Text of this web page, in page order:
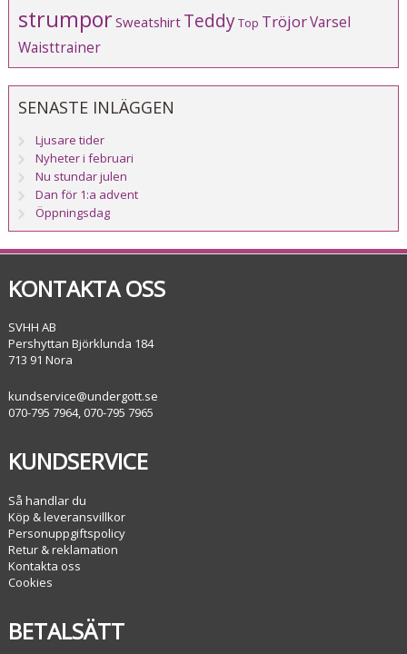
strumporSweatshirt TeddyTop TröjorVarsel
Waisttrainer
SENASTE INLÄGGEN
Ljusare tider
Nyheter i februari
Nu stundar julen
Dan för 1:a advent
Öppningsdag
KONTAKTA OSS
SVHH AB
Pershyttan Björklunda 184
713 91 Nora
kundservice@undergott.se
070-795 7964, 070-795 7965
KUNDSERVICE
Så handlar du
Köp & leveransvillkor
Personuppgiftspolicy
Retur & reklamation
Kontakta oss
Cookies
BETALSÄTT